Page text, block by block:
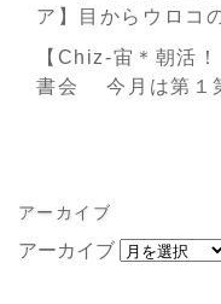
ア】目からウロコ
【Chiz-宙＊朝活
書会 今月は第１
アーカイブ
アーカイブ